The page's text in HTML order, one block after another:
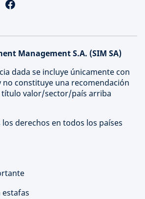
Management S.A. (SIM SA)
dada se incluye únicamente con
constituye una recomendación
valor/sector/país arriba
derechos en todos los países